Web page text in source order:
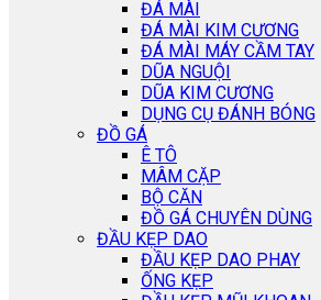
ĐÁ MÀI
ĐÁ MÀI KIM CƯƠNG
ĐÁ MÀI MÁY CẦM TAY
DŨA NGUỘI
DŨA KIM CƯƠNG
DỤNG CỤ ĐÁNH BÓNG
ĐỒ GÁ
Ê TÔ
MÂM CẶP
BỘ CĂN
ĐỒ GÁ CHUYÊN DÙNG
ĐẦU KẸP DAO
ĐẦU KẸP DAO PHAY
ỐNG KẸP